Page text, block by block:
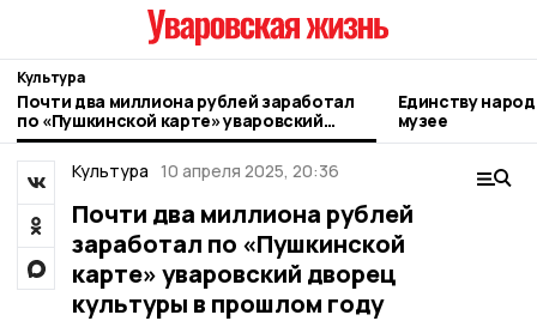
Культура
Почти два миллиона рублей заработал
по «Пушкинской карте» уваровский
дворец культуры в прошлом году
Единству
музее
Культура 10 апреля 2025, 20:36
Почти два миллиона рублей
заработал по «Пушкинской
карте» уваровский дворец
культуры в прошлом году